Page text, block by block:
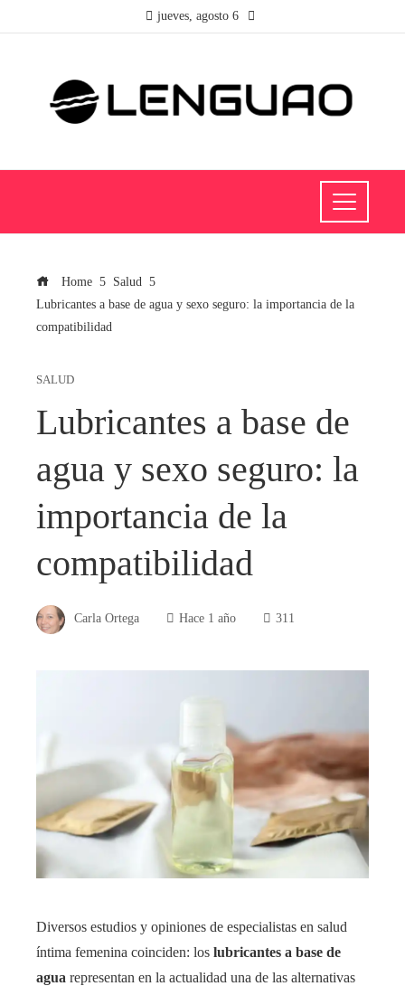
jueves, agosto 6
Home
Salud
Lubricantes a base de agua y sexo seguro: la importancia de la
compatibilidad
SALUD
Lubricantes a base de
agua y sexo seguro: la
importancia de la
compatibilidad
Carla Ortega Hace 1 año 311
Diversos estudios y opiniones de especialistas en salud
íntima femenina coinciden: los lubricantes a base de
agua representan en la actualidad una de las alternativas